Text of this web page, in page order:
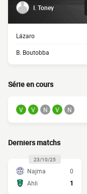
I. Toney
Lázaro
B. Boutobba
Série en cours
V V N V N
Derniers matchs
23/10/25
Najma
0
Ahli
1